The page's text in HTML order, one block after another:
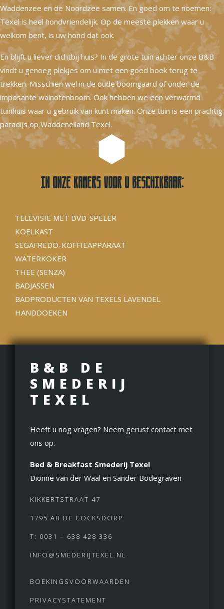
Waddenzee en de Noordzee samen. En goed om te noemen:
Texel is heel hondvriendelijk. Op de meeste plekken waar u
welkom bent, is uw hond dat ook.
En blijft u liever dichtbij huis? In de grote tuin achter onze B&B
vindt u genoeg plekjes om u met een goed boek terug te
trekken. Misschien wel in de oude boomgaard of onder de
imposante walnotenboom. Ook hebben we een verwarmd
tuinhuis waar u gebruik van kunt maken. Onze tuin is een prachtig
paradijs op Waddeneiland Texel.
In onze kamers voor u beschikbaar:
TELEVISIE MET DVD-SPELER
KOELKAST
SEGAFREDO-KOFFIEAPPARAAT
WATERKOKER
THEE (SENZA)
BADJASSEN
BADPRODUCTEN VAN TEXELS LAVENDEL
HANDDOEKEN
B&B DE
SMEDERIJ
TEXEL
Heeft u nog vragen? Neem gerust contact met
ons op.
Bed & Breakfast Smederij Texel
Dionne van der Waal en Sander Bodegraven
KIKKERTSTRAAT 47
1795 AB DE COCKSDORP
T: 0031 – 638 428 336
INFO@SMEDERIJTEXEL.NL
BOEKINGSVOORWAARDEN
PRIVACYSTATEMENT